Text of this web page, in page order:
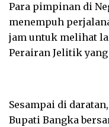
Para pimpinan di
menempuh
jam untuk melihat
Perairan Jelitik
Sesampai di
Bupati Bangka